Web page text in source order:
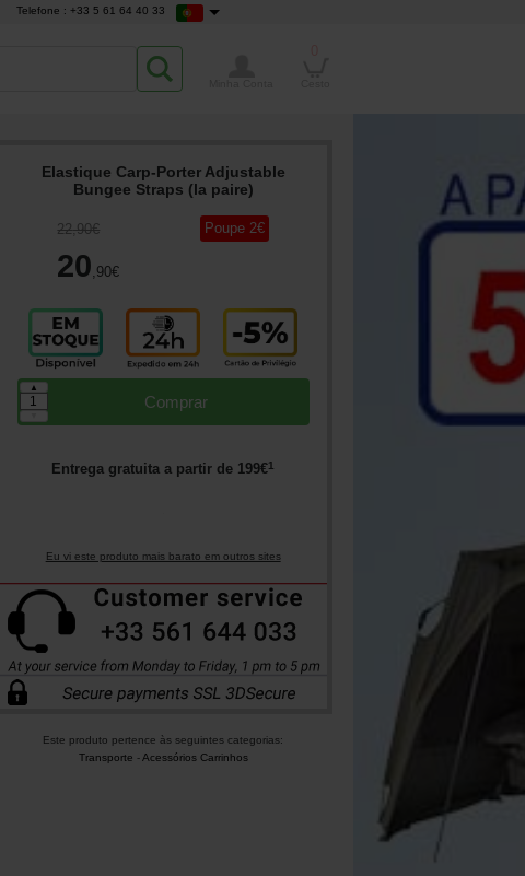
Telefone : +33 5 61 64 40 33
Elastique Carp-Porter Adjustable
Bungee Straps (la paire)
22,90€
20,90€
Poupe 2€
Comprar
▲
Entrega gratuita a partir de 199€1
Eu vi este produto mais barato em outros sites
Este produto pertence às seguintes categorias:
Transporte -Acessórios Carrinhos